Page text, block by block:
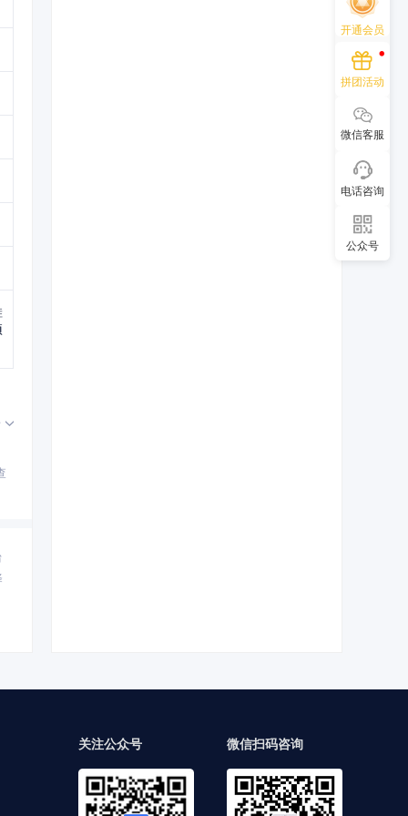
关注公众号 微信扫码咨询
开通会员
拼团活动
微信客服
电话咨询
公众号